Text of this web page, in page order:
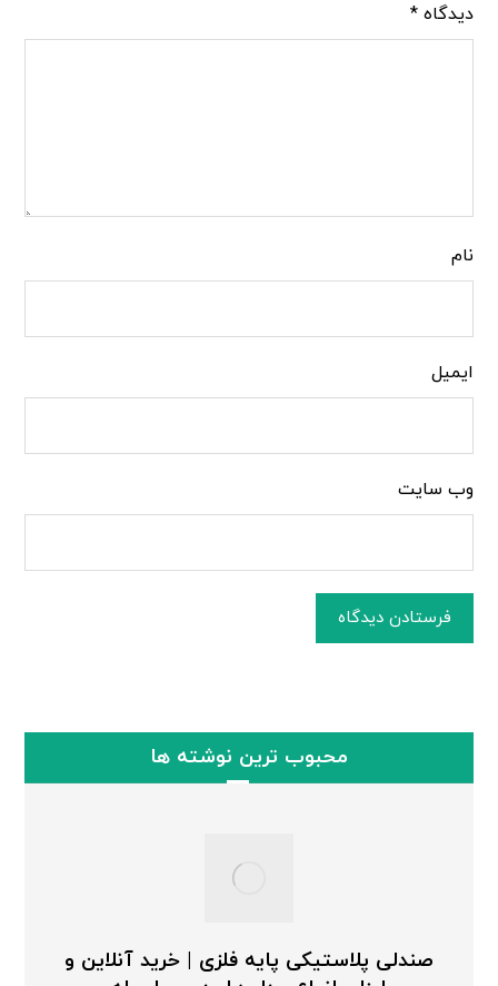
دیدگاه*
نام
ایمیل
وب‌ سایت
فرستادن دیدگاه
محبوب ترین نوشته ها
صندلی پلاستیکی پایه فلزی | خرید آنلاین و